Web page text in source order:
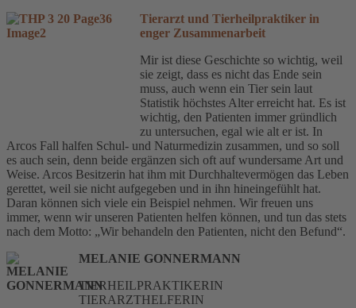
Tierarzt und Tierheilpraktiker in
enger Zusammenarbeit
Mir ist diese Geschichte so wichtig, weil
sie zeigt, dass es nicht das Ende sein
muss, auch wenn ein Tier sein laut
Statistik höchstes Alter erreicht hat. Es ist
wichtig, den Patienten immer gründlich
zu untersuchen, egal wie alt er ist. In
Arcos Fall halfen Schul- und Naturmedizin zusammen, und so soll
es auch sein, denn beide ergänzen sich oft auf wundersame Art und
Weise. Arcos Besitzerin hat ihm mit Durchhaltevermögen das Leben
gerettet, weil sie nicht aufgegeben und in ihn hineingefühlt hat.
Daran können sich viele ein Beispiel nehmen. Wir freuen uns
immer, wenn wir unseren Patienten helfen können, und tun das stets
nach dem Motto: „Wir behandeln den Patienten, nicht den Befund“.
MELANIE GONNERMANN
TIERHEILPRAKTIKERIN
TIERARZTHELFERIN